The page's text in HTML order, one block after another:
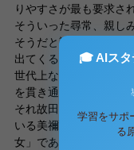
りやすさが最も要求さ
そういった尋常、親し
そうだと誰もが思える
出てくる主要人物は、
世代上なのにも拘わら
を貫き通す原口、広田
それ故田舎から出てき
いる美禰子や、広田に
女」であるよし子といっ
🎓 AIスタ
学習をサポ
る